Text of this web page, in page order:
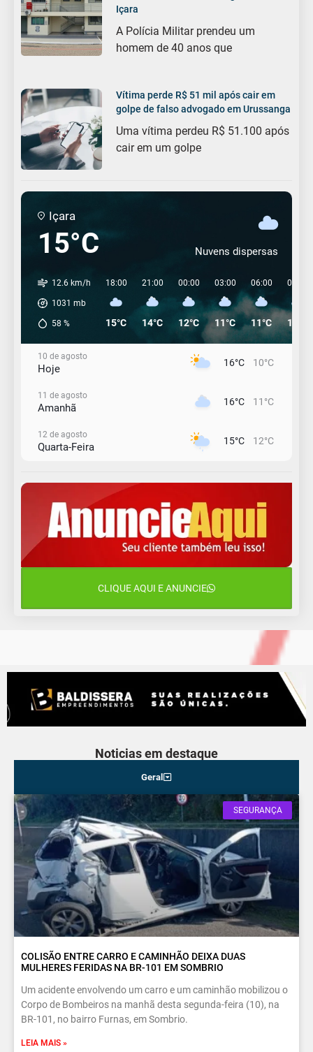
Içara
A Polícia Militar prendeu um
homem de 40 anos que
Vítima perde R$ 51 mil após cair em
golpe de falso advogado em Urussanga
Uma vítima perdeu R$ 51.100 após
cair em um golpe
Içara
15°C Nuvens dispersas
12.6 km/h
1031 mb
58 %
18:00
15°C
21:00
14°C
00:00
12°C
03:00
11°C
06:00
11°C
09:00
13°C
10 de agosto
Hoje 16°C 10°C
11 de agosto
Amanhã 16°C 11°C
12 de agosto
Quarta-Feira 15°C 12°C
Quinta-Feira 18°C 14°C
14 de agosto
Sexta-Feira
Sábado
CLIQUE AQUI E ANUNCIE
Noticias em destaque
Geral
SEGURANÇA
COLISÃO ENTRE CARRO E CAMINHÃO DEIXA DUAS
MULHERES FERIDAS NA BR-101 EM SOMBRIO
Um acidente envolvendo um carro e um caminhão mobilizou o
Corpo de Bombeiros na manhã desta segunda-feira (10), na
BR-101, no bairro Furnas, em Sombrio.
LEIA MAIS »